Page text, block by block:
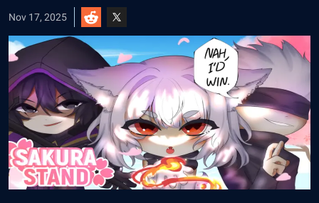
Nov 17, 2025